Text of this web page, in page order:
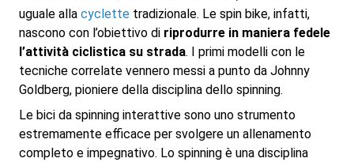
uguale alla cyclette tradizionale. Le spin bike, infatti,
nascono con l’obiettivo di riprodurre in maniera fedele
l’attività ciclistica su strada. I primi modelli con le
tecniche correlate vennero messi a punto da Johnny
Goldberg, pioniere della disciplina dello spinning.
Le bici da spinning interattive sono uno strumento
estremamente efficace per svolgere un allenamento
completo e impegnativo. Lo spinning è una disciplina